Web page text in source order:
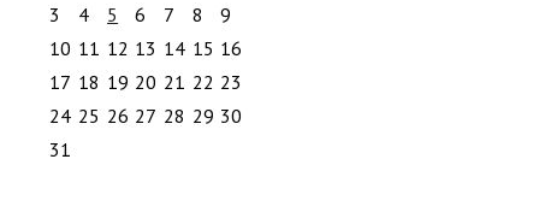
3
4 5 6 7 8
9
10 11 12 13 14 15 16
17 18 19 20 21 22 23
24 25 26 27 28 29 30
31